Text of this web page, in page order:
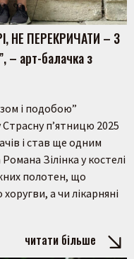
НЕ ПЕРЕКРИЧАТИ – З
арт-балачка з
і подобою”
Страсну п’ятницю 2025
і став ще одним
Зілінка у костелі
полотен, що
а чи лікарняні
читати більше